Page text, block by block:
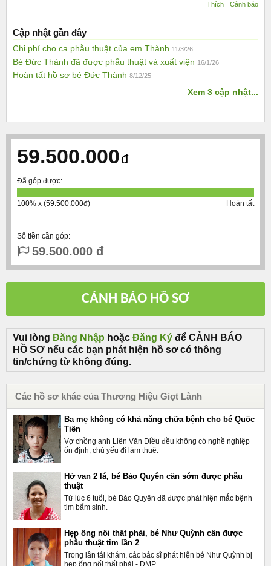
Thích Cảnh báo
Cập nhật gần đây
Chi phí cho ca phẫu thuật của em Thành 11/3/26
Bé Đức Thành đã được phẫu thuật và xuất viện 16/1/26
Hoàn tất hồ sơ bé Đức Thành 8/12/25
Xem 3 cập nhật...
59.500.000đ
Đã góp được:
100% x (59.500.000đ) Hoàn tất
Số tiền cần góp:
59.500.000 đ
Vui lòng Đăng Nhập hoặc Đăng Ký để CẢNH BÁO
HỒ SƠ nếu các bạn phát hiện hồ sơ có thông
tin/chứng từ không đúng.
Các hồ sơ khác của Thương Hiệu Giọt Lành
Ba mẹ không có khả năng chữa bệnh cho bé Quốc
Tiền
Vợ chồng anh Liên Văn Điều đều không có nghề nghiệp
ổn định, chủ yếu đi làm thuê.
Hở van 2 lá, bé Bảo Quyên cần sớm được phẫu
thuật
Từ lúc 6 tuổi, bé Bảo Quyên đã được phát hiện mắc bệnh
tim bẩm sinh.
Hẹp ống nối thất phải, bé Như Quỳnh cần được
phẫu thuật tim lần 2
Trong lần tái khám, các bác sĩ phát hiện bé Như Quỳnh bị